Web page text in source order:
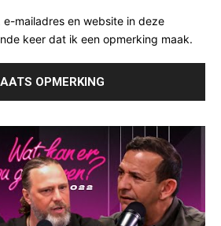
e-mailadres en website in deze
keer dat ik een opmerking maak.